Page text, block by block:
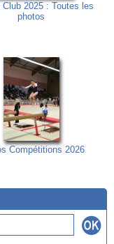
Club 2025 : Toutes les
photos
Compétitions 2026